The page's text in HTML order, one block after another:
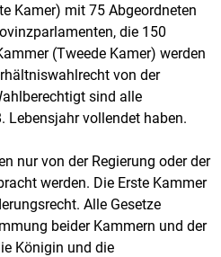
Kamer) mit 75 Abgeordneten
die 150
(Tweede Kamer) werden
von der
sind alle
Lebensjahr vollendet haben.
nur von der Regierung oder der
werden. Die Erste Kammer
Alle Gesetze
beider Kammern und der
Königin und die